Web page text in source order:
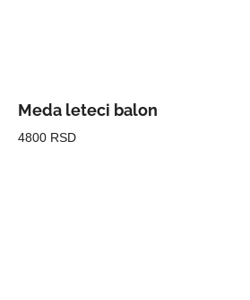
Meda leteci balon
4800 RSD